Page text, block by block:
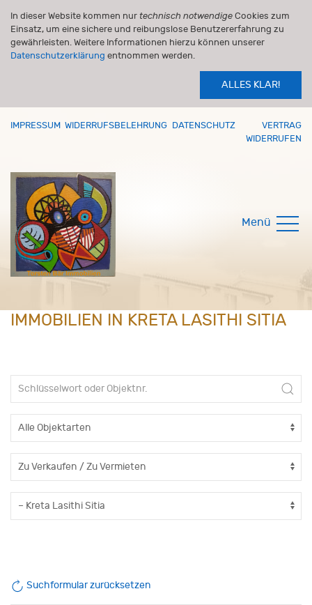
In dieser Website kommen nur technisch notwendige Cookies zum
Einsatz, um eine sichere und reibungslose Benutzererfahrung zu
gewährleisten. Weitere Informationen hierzu können unserer
Datenschutzerklärung entnommen werden.
ALLES KLAR!
IMPRESSUM WIDERRUFSBELEHRUNG DATENSCHUTZ
VERTRAG
WIDERRUFEN
Menü
IMMOBILIEN IN KRETA LASITHI SITIA
Suchformular zurücksetzen